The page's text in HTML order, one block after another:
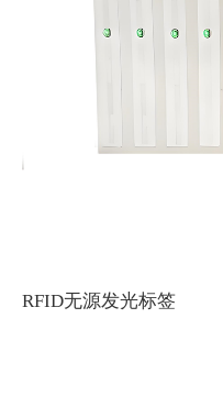
RFID无源发光标签